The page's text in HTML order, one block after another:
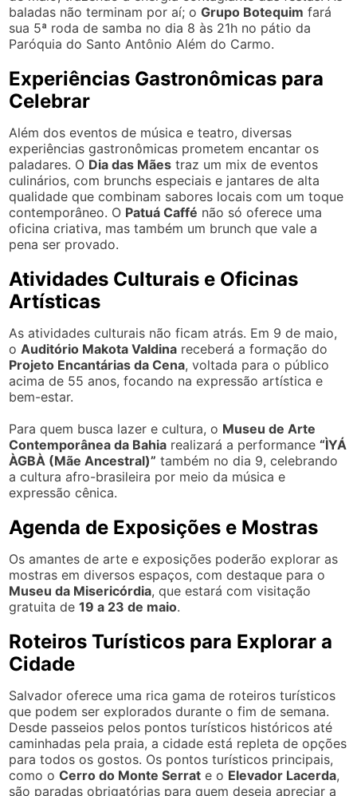
baladas não terminam por aí; oGrupo Botequim fará
sua 5ª roda de samba no dia 8 às 21h no pátio da
Paróquia do Santo Antônio Além do Carmo.
Experiências Gastronômicas para
Celebrar
Além dos eventos de música e teatro, diversas
experiências gastronômicas prometem encantar os
paladares. O Dia das Mães traz um mix de eventos
culinários, com brunchs especiais e jantares de alta
qualidade que combinam sabores locais com um toque
contemporâneo. O Patuá Caffé não só oferece uma
oficina criativa, mas também um brunch que vale a
pena ser provado.
Atividades Culturais e Oficinas
Artísticas
As atividades culturais não ficam atrás. Em 9 de maio,
o Auditório Makota Valdina receberá a formação do
Projeto Encantárias da Cena, voltada para o público
acima de 55 anos, focando na expressão artística e
bem-estar.
Para quem busca lazer e cultura, o Museu de Arte
Contemporânea da Bahia realizará a performance“ÌYÁ
ÀGBÀ (Mãe Ancestral)” também no dia 9, celebrando
a cultura afro-brasileira por meio da música e
expressão cênica.
Agenda de Exposições e Mostras
Os amantes de arte e exposições poderão explorar as
mostras em diversos espaços, com destaque para o
Museu da Misericórdia, que estará com visitação
gratuita de19 a 23 de maio.
Roteiros Turísticos para Explorar a
Cidade
Salvador oferece uma rica gama de roteiros turísticos
que podem ser explorados durante o fim de semana.
Desde passeios pelos pontos turísticos históricos até
caminhadas pela praia, a cidade está repleta de opções
para todos os gostos. Os pontos turísticos principais,
como oCerro do Monte Serrat e o Elevador Lacerda,
são paradas obrigatórias para quem deseja apreciar a